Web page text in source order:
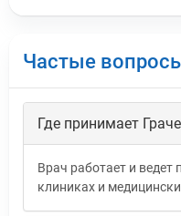
Частые
Где принимает
Врач работает и
клиниках и